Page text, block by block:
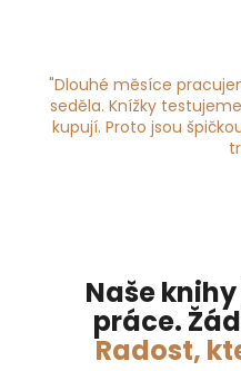
"Dlouhé měsíce
seděla. Knížky
kupují. Proto jsou
Naše
práce.
Radost,